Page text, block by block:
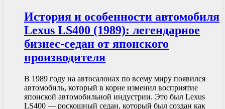
История и особенности автомобиля
Lexus LS400 (1989): легендарное
бизнес-седан от японского
производителя
В 1989 году на автосалонах по всему миру появился
автомобиль, который в корне изменил восприятие
японской автомобильной индустрии. Это был Lexus
LS400 — роскошный седан, который был создан как